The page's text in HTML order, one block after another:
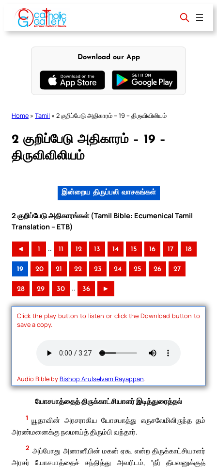
content
Download our App
Home » Tamil » 2 குறிப்பேடு அதிகாரம் – 19 – திருவிவிலியம்
2 குறிப்பேடு அதிகாரம் – 19 –
திருவிவிலியம்
இன்றைய திருப்பலி வாசகங்கள்
2 குறிப்பேடு அதிகாரங்கள் (Tamil Bible: Ecumenical Tamil
Translation – ETB)
◄ 1 .. 11 12 13 14 15 16 17 18
19 20 21 22 23 24 25 26 27
28 29 30 .. 36 ►
Click the play button to listen or click the Download button to
save a copy.
Audio Bible byBishop Arulselvam Rayappan.
யோசபாத்தைத் திருக்காட்சியாளர் இடித்துரைத்தல்
1 யூதாவின் அரசராகிய யோசபாத்து எருசலேமிலிருந்த தம்
அரண்மனைக்கு நலமாய்த் திரும்பி வந்தார்.
2 அப்போது அனானீயின் மகன் ஏகூ என்ற திருக்காட்சியாளர்
அரசர் யோசபாத்தைச் சந்தித்து அவரிடம், “நீர் தீயவனுக்குத்